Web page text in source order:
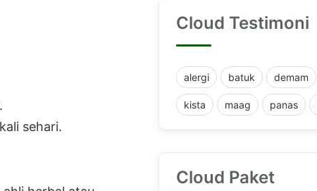
sehari.
Cloud Testimoni
alergi batuk demam
kista maag panas
Cloud Paket